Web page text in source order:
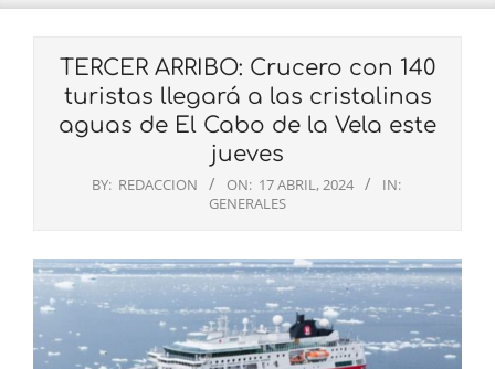
TERCER ARRIBO: Crucero con 140
turistas llegará a las cristalinas
aguas de El Cabo de la Vela este
jueves
BY: REDACCION ON: 17 ABRIL, 2024
IN:
GENERALES